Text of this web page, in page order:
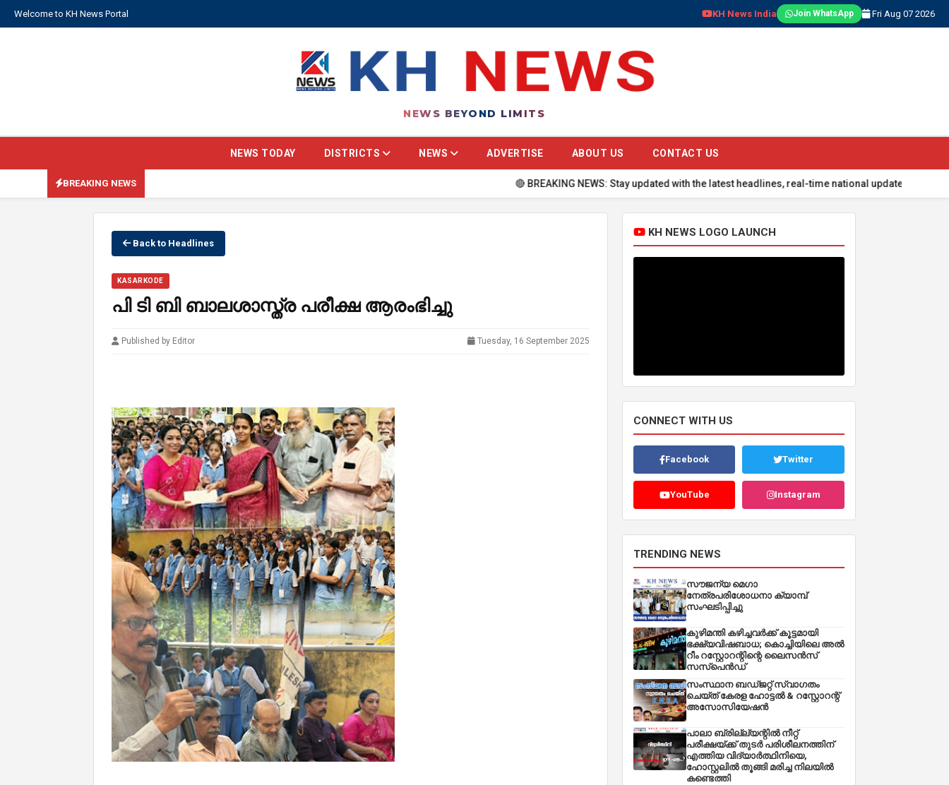
Welcome to KH News Portal KH News India Join WhatsApp Fri Aug 07 2026
NEWS BEYOND LIMITS
NEWS TODAY DISTRICTS NEWS ADVERTISE ABOUT US CONTACT US
BREAKING NEWS 🔴 BREAKING NEWS: Stay updated with the latest headlines, real-time national updates, global
Back to Headlines
KASARKODE
പി ടി ബി ബാലശാസ്ത്ര പരീക്ഷ ആരംഭിച്ചു
Published by Editor Tuesday, 16 September 2025
KH NEWS LOGO LAUNCH
CONNECT WITH US
Facebook Twitter
YouTube Instagram
TRENDING NEWS
സൗജന്യ മെഗാ
നേത്രപരിശോധനാ ക്യാമ്പ്
സംഘടിപ്പിച്ചു
കുഴിമന്തി കഴിച്ചവർക്ക് കൂട്ടമായി
ഭക്ഷ്യവിഷബാധ; കൊച്ചിയിലെ അൽ
റീം റസ്റ്റോറന്റിന്റെ ലൈസൻസ്
സസ്പെൻഡ്
സംസ്ഥാന ബഡ്‌ജറ്റ് സ്വാഗതം
ചെയ്ത് കേരള ഹോട്ടൽ & റസ്റ്റോറന്റ്
അസോസിയേഷൻ
പാലാ ബ്രില്ല്യന്റിൽ നീറ്റ്
പരീക്ഷയ്ക്ക് തുടർ പരിശീലനത്തിന്
എത്തിയ വിദ്യാർത്ഥിനിയെ,
ഹോസ്റ്റലിൽ തൂങ്ങി മരിച്ച നിലയിൽ
കണ്ടെത്തി